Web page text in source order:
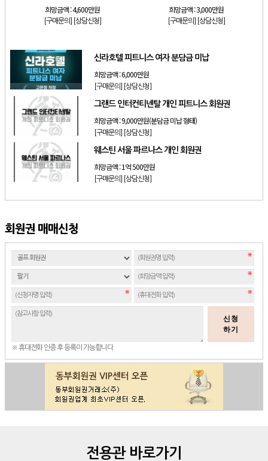
희망금액 :4,600만원
[구매문의] [상담신청]
희망금액 :3,000만원
[구매문의] [상담신청]
신라호텔 피트니스 여자 분담금 미납
희망금액 :6,000만원
[구매문의] [상담신청]
그랜드 인터컨티넨탈 개인 피트니스 회원권
희망금액 :9,000만원(분담금 미납 형태)
[구매문의] [상담신청]
웨스틴 서울 파르나스 개인 회원권
희망금액 :1억 500만원
[구매문의] [상담신청]
회원권 매매신청
신청
하기
※ 휴대전화 인증 후 등록이 가능합니다.
전용관 바로가기